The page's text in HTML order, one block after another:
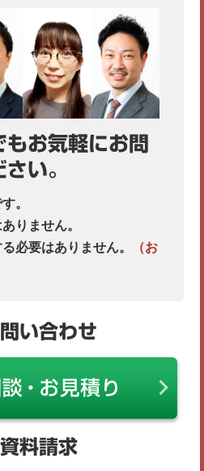
もお気軽にお問
い。
。
りません。
必要はありません。
（お
い合わせ
資料請求